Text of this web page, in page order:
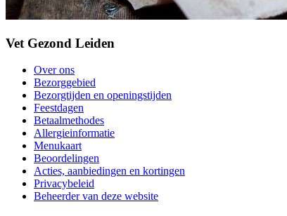
Vet Gezond Leiden
Over ons
Bezorggebied
Bezorgtijden en openingstijden
Feestdagen
Betaalmethodes
Allergieinformatie
Menukaart
Beoordelingen
Acties, aanbiedingen en kortingen
Privacybeleid
Beheerder van deze website